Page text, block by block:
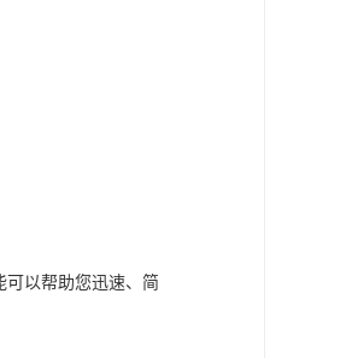
可以帮助您迅速、简